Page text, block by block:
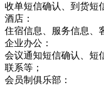
收单短信确认、到货短
酒店：
住宿信息、服务信息、
企业办公：
会议通知短信确认、短
联系等；
会员制俱乐部：